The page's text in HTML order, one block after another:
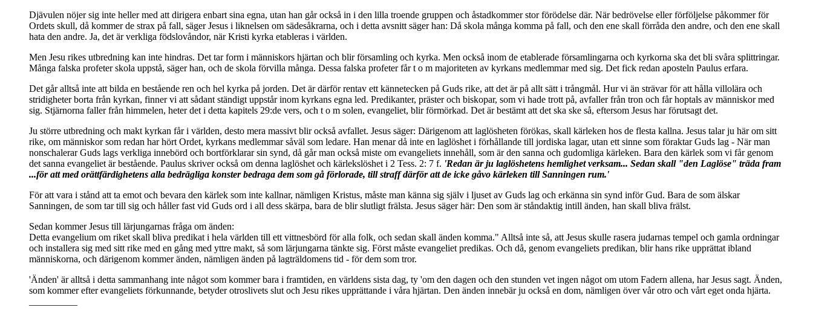
Djävulen nöjer sig inte heller med att dirigera enbart sina egna, utan han går också in i den lilla troende gruppen och åstadkommer stor förödelse där. När bedrövelse eller förföljelse påkommer för
Ordets skull, då kommer de strax på fall, säger Jesus i liknelsen om sädesåkrarna, och i detta avsnitt säger han: Då skola många komma på fall, och den ene skall förråda den andre, och den ene skall
hata den andre. Ja, det är verkliga födslovåndor, när Kristi kyrka etableras i världen.
Men Jesu rikes utbredning kan inte hindras. Det tar form i människors hjärtan och blir församling och kyrka. Men också inom de etablerade församlingarna och kyrkorna ska det bli svåra splittringar.
Många falska profeter skola uppstå, säger han, och de skola förvilla många. Dessa falska profeter får t o m majoriteten av kyrkans medlemmar med sig. Det fick redan aposteln Paulus erfara.
Det går alltså inte att bilda en bestående ren och hel kyrka på jorden. Det är därför rentav ett kännetecken på Guds rike, att det är på allt sätt i trångmål. Hur vi än strävar för att hålla villolära och
stridigheter borta från kyrkan, finner vi att sådant ständigt uppstår inom kyrkans egna led. Predikanter, präster och biskopar, som vi hade trott på, avfaller från tron och får hoptals av människor med
sig. Stjärnorna faller från himmelen, heter det i detta kapitels 29:de vers, och t o m solen, evangeliet, blir förmörkad. Det är bestämt att det ska ske så, eftersom Jesus har förutsagt det.
Ju större utbredning och makt kyrkan får i världen, desto mera massivt blir också avfallet. Jesus säger: Därigenom att laglösheten förökas, skall kärleken hos de flesta kallna. Jesus talar ju här om sitt
rike, om människor som redan har hört Ordet, kyrkans medlemmar såväl som ledare. Han menar då inte en laglöshet i förhållande till jordiska lagar, utan ett sinne som föraktar Guds lag - När man
nonschalerar Guds lags verkliga innebörd och bortförklarar sin synd, då går man också miste om evangeliets innehåll, som är den sanna och gudomliga kärleken. Bara den kärlek som vi får genom
det sanna evangeliet är bestående. Paulus skriver också om denna laglöshet och kärlekslöshet i 2 Tess. 2: 7 f. 'Redan är ju laglöshetens hemlighet verksam... Sedan skall "den Laglöse" träda fram
...för att med orättfärdighetens alla bedrägliga konster bedraga dem som gå förlorade, till straff därför att de icke gåvo kärleken till Sanningen rum.'
För att vara i stånd att ta emot och bevara den kärlek som inte kallnar, nämligen Kristus, måste man känna sig själv i ljuset av Guds lag och erkänna sin synd inför Gud. Bara de som älskar
Sanningen, de som tar till sig och håller fast vid Guds ord i all dess skärpa, bara de blir slutligt frälsta. Jesus säger här: Den som är ståndaktig intill änden, han skall bliva frälst.
Sedan kommer Jesus till lärjungarnas fråga om änden:
Detta evangelium om riket skall bliva predikat i hela världen till ett vittnesbörd för alla folk, och sedan skall änden komma." Alltså inte så, att Jesus skulle rasera judarnas tempel och gamla ordningar
och installera sig med sitt rike med en gång med yttre makt, så som lärjungarna tänkte sig. Först måste evangeliet predikas. Och då, genom evangeliets predikan, blir hans rike upprättat ibland
människorna, och därigenom kommer änden, nämligen änden på lagträldomens tid - för dem som tror.
'Änden' är alltså i detta sammanhang inte något som kommer bara i framtiden, en världens sista dag, ty 'om den dagen och den stunden vet ingen något om utom Fadern allena, har Jesus sagt. Änden,
som kommer efter evangeliets förkunnande, betyder otroslivets slut och Jesu rikes upprättande i våra hjärtan. Den änden innebär ju också en dom, nämligen över vår otro och vårt eget onda hjärta.